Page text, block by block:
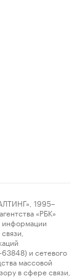
1995–
«РБК»
информации
и сетевого
массовой
в сфере связи,